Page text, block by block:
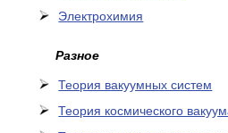
Электрохимия
Разное
Теория вакуумных систем
Теория космического